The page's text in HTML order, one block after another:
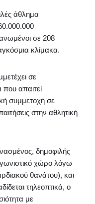
άθλημα
σε 208
κλίμακα.
σε
απαιτεί
συμμετοχή σε
στην αθλητική
δημοφιλής
χώρο λόγω
θανάτου), και
τηλεοπτικά, ο
με